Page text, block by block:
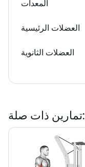
المعدات
العضلات الرئيسية
العضلات الثانوية
تمارين ذات صلة: